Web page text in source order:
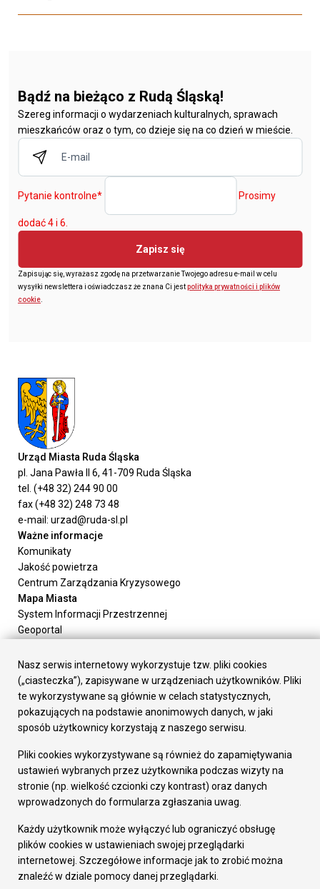
Bądź na bieżąco z Rudą Śląską!
Szereg informacji o wydarzeniach kulturalnych, sprawach
mieszkańców oraz o tym, co dzieje się na co dzień w mieście.
Pytanie kontrolne* Prosimy
dodać 4 i 6.
Zapisz się
Zapisując się, wyrażasz zgodę na przetwarzanie Twojego adresu e-mail w celu
wysyłki newslettera i oświadczasz że znana Ci jestpolityka prywatności i plików
cookie
Urząd Miasta Ruda Śląska
pl. Jana Pawła II 6, 41-709 Ruda Śląska
tel. (+48 32) 244 90 00
fax (+48 32) 248 73 48
e-mail: urzad@ruda-sl.pl
Ważne informacje
Komunikaty
Jakość powietrza
Centrum Zarządzania Kryzysowego
Mapa Miasta
System Informacji Przestrzennej
Geoportal
Załatw sprawę
Prezydent Miasta
Rada Miasta
Wydziały
Elektroniczna Skrzynka Podawcza
Gospodarka
Fundusze europejskie
Środki krajowe
Oferty inwestycyjne
Pozostałe
Deklaracja dostępności
Dane osobowe
Dodaj opinię o witrynie
Nasz serwis internetowy wykorzystuje tzw. pliki cookies
(„ciasteczka”), zapisywane w urządzeniach użytkowników. Pliki
te wykorzystywane są głównie w celach statystycznych,
pokazujących na podstawie anonimowych danych, w jaki
sposób użytkownicy korzystają z naszego serwisu.
Pliki cookies wykorzystywane są również do zapamiętywania
ustawień wybranych przez użytkownika podczas wizyty na
stronie (np. wielkość czcionki czy kontrast) oraz danych
wprowadzonych do formularza zgłaszania uwag.
Każdy użytkownik może wyłączyć lub ograniczyć obsługę
plików cookies w ustawieniach swojej przeglądarki
internetowej. Szczegółowe informacje jak to zrobić można
znaleźć w dziale pomocy danej przeglądarki.